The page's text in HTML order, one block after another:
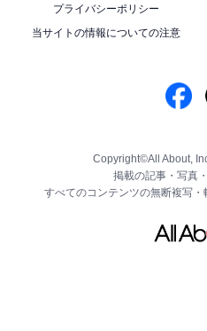
プライバシーポリシー
当サイトの情報についての注意
Copyright©All About,
掲載の記事・写真
すべてのコンテンツの無断複写・